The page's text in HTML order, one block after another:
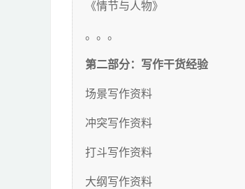
《情节与人物》
。。。
第二部分：写作干货经验
场景写作资料
冲突写作资料
打斗写作资料
大纲写作资料